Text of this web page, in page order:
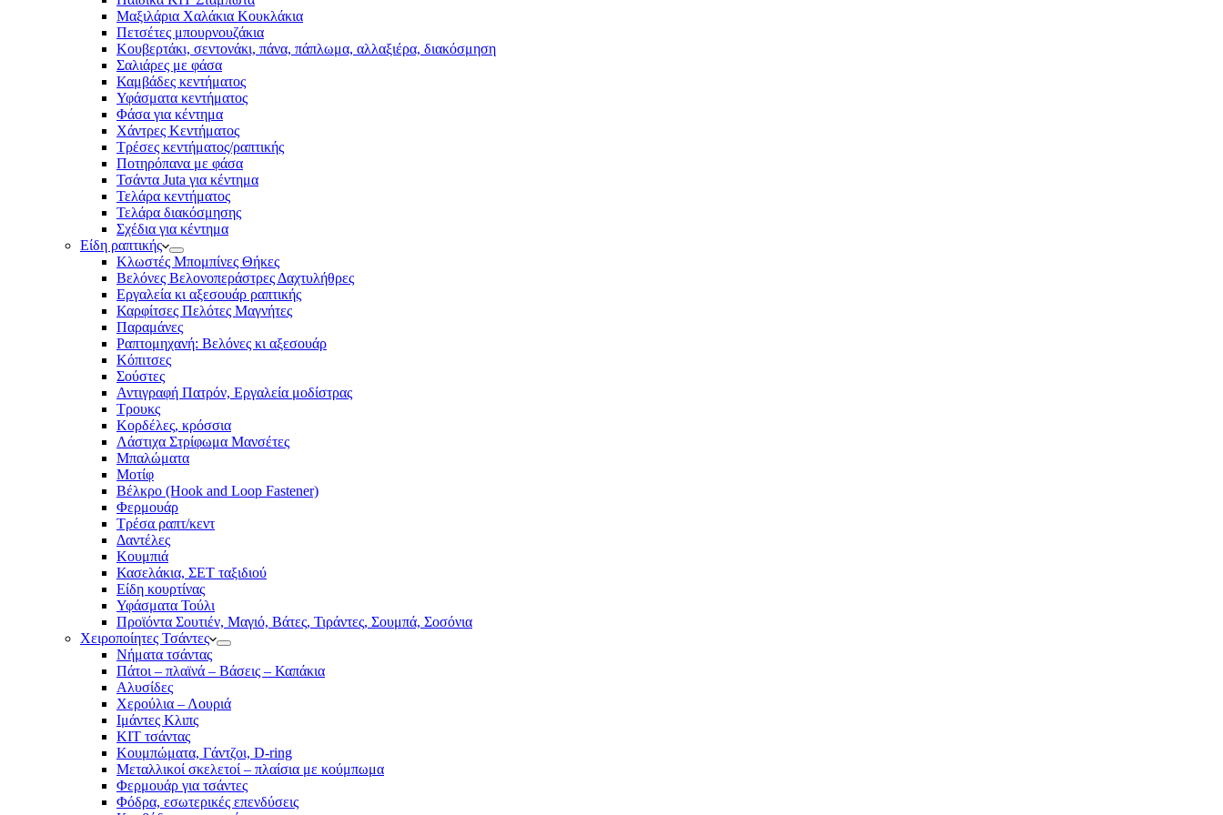
Μαξιλάρια Χαλάκια Κουκλάκια
Πετσέτες μπουρνουζάκια
Κουβερτάκι, σεντονάκι, πάνα, πάπλωμα, αλλαξιέρα, διακόσμηση
Σαλιάρες με φάσα
Καμβάδες κεντήματος
Υφάσματα κεντήματος
Φάσα για κέντημα
Χάντρες Κεντήματος
Τρέσες κεντήματος/ραπτικής
Ποτηρόπανα με φάσα
Τσάντα Juta για κέντημα
Τελάρα κεντήματος
Τελάρα διακόσμησης
Σχέδια για κέντημα
Είδη ραπτικής
Κλωστές Μπομπίνες Θήκες
Βελόνες Βελονοπεράστρες Δαχτυλήθρες
Εργαλεία κι αξεσουάρ ραπτικής
Καρφίτσες Πελότες Μαγνήτες
Παραμάνες
Ραπτομηχανή: Βελόνες κι αξεσουάρ
Κόπιτσες
Σούστες
Αντιγραφή Πατρόν, Εργαλεία μοδίστρας
Τρουκς
Κορδέλες, κρόσσια
Λάστιχα Στρίφωμα Μανσέτες
Μπαλώματα
Mοτίφ
Βέλκρο (Hook and Loop Fastener)
Φερμουάρ
Τρέσα ραπτ/κεντ
Δαντέλες
Κουμπιά
Κασελάκια, ΣΕΤ ταξιδιού
Είδη κουρτίνας
Υφάσματα Τούλι
Προϊόντα Σουτιέν, Μαγιό, Βάτες, Τιράντες, Σουμπά, Σοσόνια
Χειροποίητες Τσάντες
Νήματα τσάντας
Πάτοι – πλαϊνά – Βάσεις – Καπάκια
Αλυσίδες
Χερούλια – Λουριά
Ιμάντες Κλιπς
ΚΙΤ τσάντας
Κουμπώματα, Γάντζοι, D-ring
Μεταλλικοί σκελετοί – πλαίσια με κούμπωμα
Φερμουάρ για τσάντες
Φόδρα, εσωτερικές επενδύσεις